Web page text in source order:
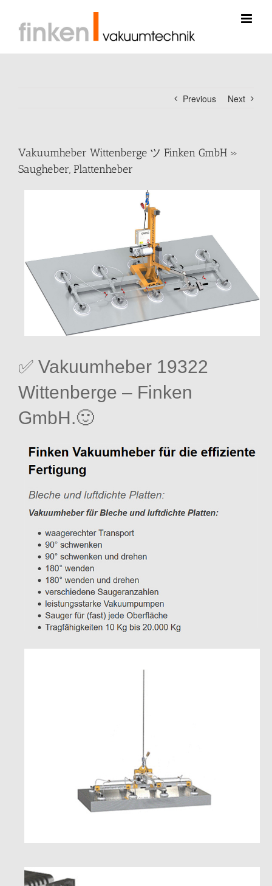
content
Previous Next
Vakuumheber Wittenberge ツ Finken GmbH »
Saugheber, Plattenheber
✅ Vakuumheber 19322
Wittenberge – Finken
GmbH.🙂